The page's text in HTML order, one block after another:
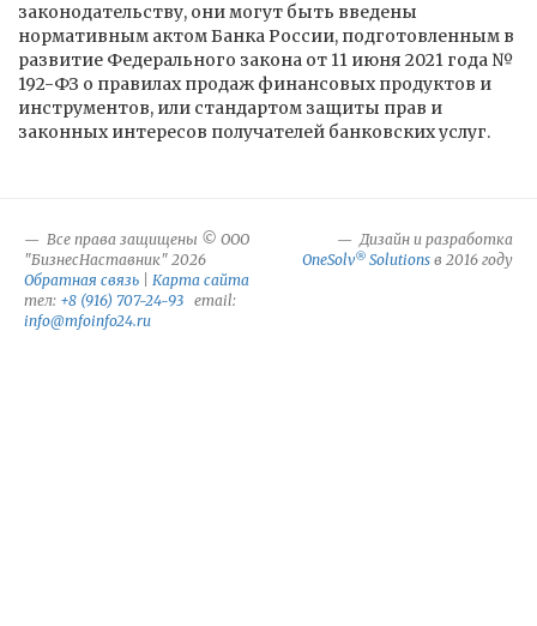
законодательству, они могут быть введены
нормативным актом Банка России, подготовленным в
развитие Федерального закона от 11 июня 2021 года №
192-ФЗ о правилах продаж финансовых продуктов и
инструментов, или стандартом защиты прав и
законных интересов получателей банковских услуг.
Все права защищены © ООО
"БизнесНаставник" 2026
Обратная связь
Карта сайта
тел: +8 (916) 707-24-93 email:
info@mfoinfo24.ru
Дизайн и разработка
OneSolv® Solutions в 2016 году